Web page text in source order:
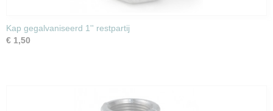
Kap gegalvaniseerd 1'' restpartij
€ 1,50